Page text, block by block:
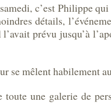
c’est Philippe
détails,
prévu jusqu’à
se mêlent habilement
une galerie de